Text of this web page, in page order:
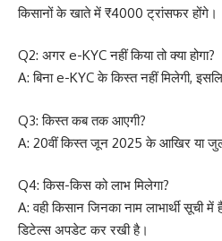
किसानों के खाते में ₹4000 ट्रांसफर होंगे।
Q2: अगर e-KYC नहीं किया तो क्या होगा?
A: बिना e-KYC के किस्त नहीं मिलेगी,
Q3: किस्त कब तक आएगी?
A: 20वीं किस्त जून 2025 के आखिर या
Q4: किस-किस को लाभ मिलेगा?
A: वही किसान जिनका नाम लाभार्थी
डिटेल्स अपडेट कर रखी है।